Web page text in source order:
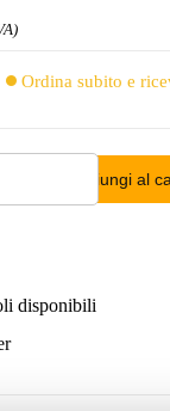
Ordina subito e
Aggiungi al
disponibili